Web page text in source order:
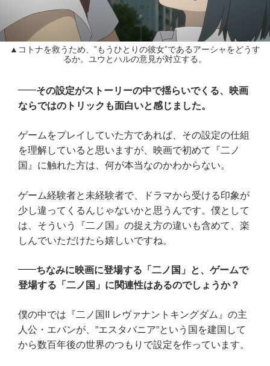
▲コトナを救うため、”もうひとりの彼女”であるアーシャをどうす
るか。ユウとハルの意見が対立する。
その設定がストーリーの中で揺らいでくる、映画
ならではのトリックも面白いと感じました。
ゲームをプレイしていた方であれば、その設定の仕組
を理解していると思いますが、映画で初めて『二ノ
国』に触れた方は、何が本当なのかわからない。
ゲーム経験者と未経験者で、ドラマから受ける印象が
少し違ってくるんじゃないかと思うんです。僕として
は、そういう『二ノ国』の捉え方の違いも含めて、楽
しんでいただけたら嬉しいですね。
ちなみに映画に登場する「二ノ国」と、ゲームで
登場する「二ノ国」に関連性はあるのでしょうか？
僕の中では『二ノ国II レヴァナントキングダム』の主
人公・エバンが、”エスタバニア”という国を建国して
から数百年後の世界のつもりで設定を作っています。